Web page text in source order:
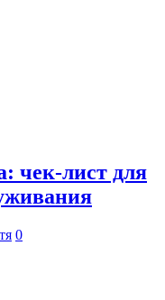
чек-лист для
0